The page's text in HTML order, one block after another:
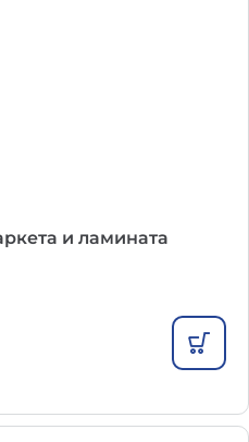
и ламината